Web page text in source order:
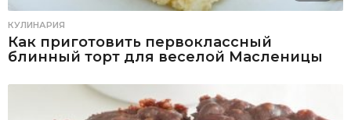
КУЛИНАРИЯ
Как приготовить первоклассный
блинный торт для веселой Масленицы